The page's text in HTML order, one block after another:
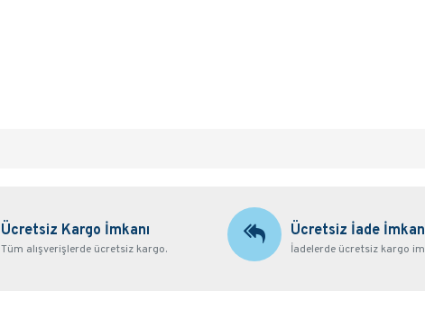
Ücretsiz Kargo İmkanı
Tüm alışverişlerde ücretsiz kargo.
Ücretsiz İade
İadelerde ücretsiz kargo